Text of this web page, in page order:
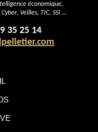
économique,
Veilles, TIC, SSI …
35 25 14